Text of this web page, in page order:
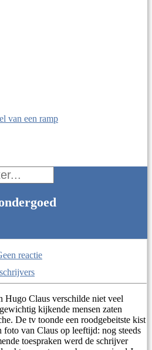
van een ramp
reactie
schrijvers
Hugo Claus verschilde niet veel
kijkende mensen zaten
De tv toonde een roodgebeitste kist
foto van Claus op leeftijd: nog steeds
toespraken werd de schrijver